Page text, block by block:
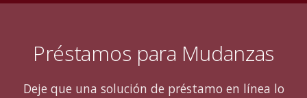
Préstamos para Mudanzas
Deje que una solución de préstamo en línea lo